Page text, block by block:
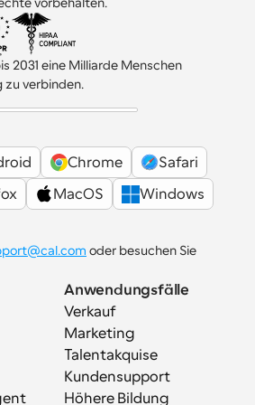
2031 eine Milliarde Menschen
zu verbinden.
Chrome
Safari
MacOS
Windows
Anwendungsfälle
Verkauf
Marketing
Talentakquise
Kundensupport
Höhere Bildung